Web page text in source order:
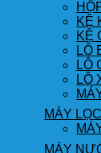
KỆ
KỆ
LÔ
LÔ
LÔ
MÁY
MÁY